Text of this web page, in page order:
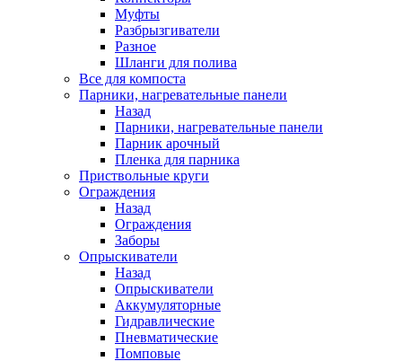
Муфты
Разбрызгиватели
Разное
Шланги для полива
Все для компоста
Парники, нагревательные панели
Назад
Парники, нагревательные панели
Парник арочный
Пленка для парника
Приствольные круги
Ограждения
Назад
Ограждения
Заборы
Опрыскиватели
Назад
Опрыскиватели
Аккумуляторные
Гидравлические
Пневматические
Помповые